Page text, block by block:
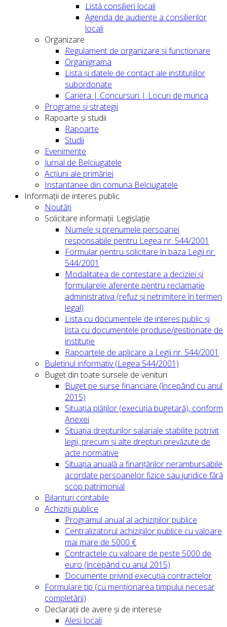
Listă consilieri locali
Agenda de audiențe a consilierilor
locali
Organizare
Regulament de organizare și funcționare
Organigrama
Lista și datele de contact ale instituțiilor
subordonate
Cariera | Concursuri | Locuri de munca
Programe și strategii
Rapoarte și studii
Rapoarte
Studii
Evenimente
Jurnal de Belciugatele
Acțiuni ale primăriei
Instantanee din comuna Belciugatele
Informații de interes public
Noutăți
Solicitare informații. Legislație
Numele și prenumele persoanei
responsabile pentru Legea nr. 544/2001
Formular pentru solicitare în baza Legii nr.
544/2001
Modalitatea de contestare a deciziei și
formularele aferente pentru reclamație
administrativa (refuz și netrimitere în termen
legal)
Lista cu documentele de interes public și
lista cu documentele produse/gestionate de
instituție
Rapoartele de aplicare a Legii nr. 544/2001
Buletinul informativ (Legea 544/2001)
Buget din toate sursele de venituri
Buget pe surse financiare (începând cu anul
2015)
Situația plăților (execuția bugetară), conform
Anexei
Situația drepturilor salariale stabilite potrivit
legii, precum și alte drepturi prevăzute de
acte normative
Situația anuală a finanțărilor nerambursabile
acordate persoanelor fizice sau juridice fără
scop patrimonial
Bilanțuri contabile
Achiziții publice
Programul anual al achizițiilor publice
Centralizatorul achizițiilor publice cu valoare
mai mare de 5000 €
Contractele cu valoare de peste 5000 de
euro (începând cu anul 2015)
Documente privind execuția contractelor
Formulare tip (cu menționarea timpului necesar
completării)
Declarații de avere și de interese
Alesi locali